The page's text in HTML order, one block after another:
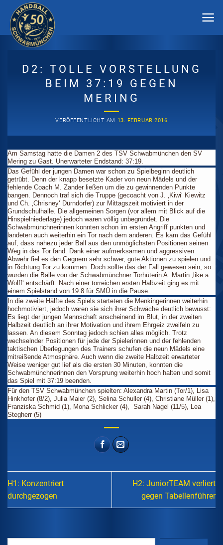
Inhalt
springen
D2: TOLLE VORSTELLUNG
BEIM 37:19 GEGEN
MERING
VERÖFFENTLICHT AM 13. FEBRUAR 2016
Am Samstag hatte die Damen 2 des TSV Schwabmünchen den SV
Mering zu Gast. Unerwarteter Endstand: 37:19.
Das Gefühl der jungen Damen war schon zu Spielbeginn deutlich
getrübt. Denn der knapp besetzte Kader von neun Mädels und der
fehlende Coach M. Zander ließen um die zu gewinnenden Punkte
bangen. Dennoch traf sich die Truppe (gecoacht von J. ‚Kiwi‘ Kiewitz
und Ch. ‚Chrisney‘ Dürndorfer) zur Mittagszeit motiviert in der
Grundschulhalle. Die allgemeinen Sorgen (vor allem mit Blick auf die
Hinspielniederlage) jedoch waren völlig unbegründet. Die
Schwabmünchnerinnen konnten schon im ersten Angriff punkten und
landeten auch weiterhin ein Tor nach dem anderen. Es kam das Gefühl
auf, dass nahezu jeder Ball aus den unmöglichsten Positionen seinen
Weg in das Tor fand. Dank einer aufmerksamen und aggressiven
Abwehr fiel es den Gegnern sehr schwer, gute Aktionen zu spielen und
in Richtung Tor zu kommen. Doch sollte das der Fall gewesen sein, so
wurden die Bälle von der Schwabmünchner Torhüterin A. Martin ‚like a
Wolff‘ entschärft. Nach einer torreichen ersten Halbzeit ging es mit
einem Spielstand von 19:8 für SMÜ in die Pause.
In die zweite Hälfte des Spiels starteten die Menkingerinnen weiterhin
hochmotiviert, jedoch waren sie sich ihrer Schwäche deutlich bewusst:
Es liegt der jungen Mannschaft anscheinend im Blut, in der zweiten
Halbzeit deutlich an ihrer Motivation und ihrem Ehrgeiz zweifeln zu
lassen. An diesem Sonntag jedoch schien alles möglich. Trotz
wechselnder Positionen für jede der Spielerinnen und der fehlenden
taktischen Überlegungen des Trainers schufen die neun Mädels eine
mitreißende Atmosphäre. Auch wenn die zweite Halbzeit erwarteter
Weise weniger gut lief als die ersten 30 Minuten, konnten die
Schwabmünchnerinnen den Vorsprung weiterhin hoch halten und somit
das Spiel mit 37:19 beenden.
Für den TSV Schwabmünchen spielten: Alexandra Martin (Tor/1), Lisa
Hinkhofer (8/2), Julia Maier (2), Selina Schuller (4), Christiane Müller (1),
Franziska Schmid (1), Mona Schlicker (4), Sarah Nagel (11/5), Lea
Stegherr (5)
H1: Konzentriert
durchgezogen
H2: JuniorTEAM verliert
gegen Tabellenführer